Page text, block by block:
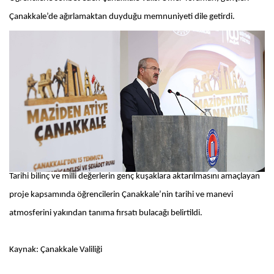
Çanakkale’de ağırlamaktan duyduğu memnuniyeti dile getirdi.
Tarihi bilinç ve milli değerlerin genç kuşaklara aktarılmasını amaçlayan
proje kapsamında öğrencilerin Çanakkale’nin tarihi ve manevi
atmosferini yakından tanıma fırsatı bulacağı belirtildi.
Kaynak: Çanakkale Valiliği